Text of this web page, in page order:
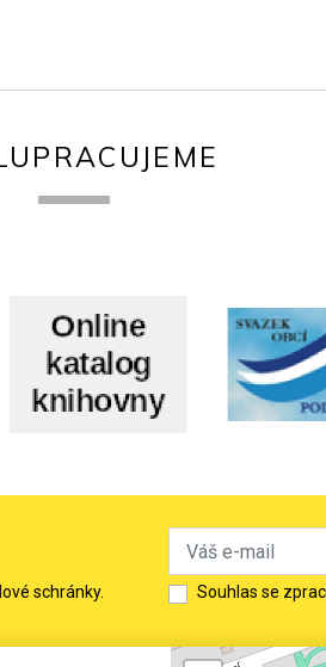
schránky. Souhlas se